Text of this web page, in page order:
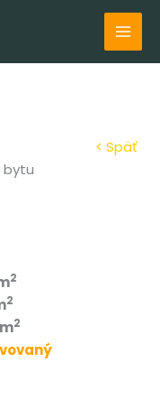
< Späť
bytu
2
2
2